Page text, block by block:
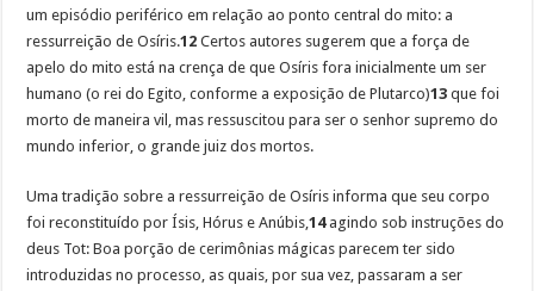
um episódio periférico em relação ao ponto central do mito: a
ressurreição de Osíris.12 Certos autores sugerem que a força de
apelo do mito está na crença de que Osíris fora inicialmente um ser
humano (o rei do Egito, conforme a exposição de Plutarco)13 que foi
morto de maneira vil, mas ressuscitou para ser o senhor supremo do
mundo inferior, o grande juiz dos mortos.
Uma tradição sobre a ressurreição de Osíris informa que seu corpo
foi reconstituído por Ísis, Hórus e Anúbis,14agindo sob instruções do
deus Tot: Boa porção de cerimônias mágicas parecem ter sido
introduzidas no processo, as quais, por sua vez, passaram a ser